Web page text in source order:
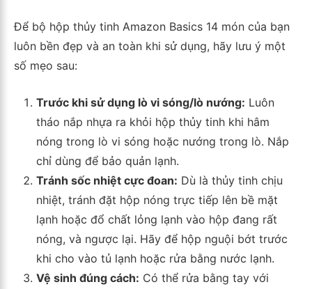
Để bộ hộp thủy tinh Amazon Basics 14 món của bạn
luôn bền đẹp và an toàn khi sử dụng, hãy lưu ý một
số mẹo sau:
Trước khi sử dụng lò vi sóng/lò nướng: Luôn
tháo nắp nhựa ra khỏi hộp thủy tinh khi hâm
nóng trong lò vi sóng hoặc nướng trong lò. Nắp
chỉ dùng để bảo quản lạnh.
Tránh sốc nhiệt cực đoan: Dù là thủy tinh chịu
nhiệt, tránh đặt hộp nóng trực tiếp lên bề mặt
lạnh hoặc đổ chất lỏng lạnh vào hộp đang rất
nóng, và ngược lại. Hãy để hộp nguội bớt trước
khi cho vào tủ lạnh hoặc rửa bằng nước lạnh.
Vệ sinh đúng cách: Có thể rửa bằng tay với